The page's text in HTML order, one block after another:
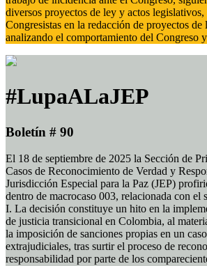
diversos proyectos de ley y actos legislativos,
Congresistas en la redacción de proyectos
analizando el comportamiento del Congreso
#LupaALaJEP
Boletín # 90
El 18 de septiembre de 2025 la Sección de
Casos de Reconocimiento de Verdad y
Jurisdicción Especial para la Paz (JEP)
dentro de macrocaso 003, relacionada con el
I. La decisión constituye un hito en la
de justicia transicional en Colombia, al
la imposición de sanciones propias en un
extrajudiciales, tras surtir el proceso de
responsabilidad por parte de los